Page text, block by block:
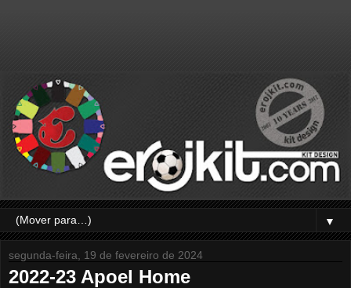
▼
segunda-feira, 19 de fevereiro de 2024
2022-23 Apoel Home